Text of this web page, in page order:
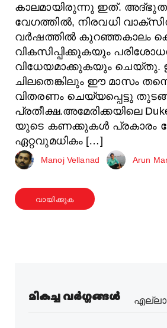
കാലമായിരുന്നു ഇത്.
വേഗത്തിൽ, നിരവധി
വർഷത്തിൽ കുറഞ്ഞകാലം
വികസിപ്പിക്കുകയും
വിധേയമാക്കുകയും ചെയ്തു.
ചിലതെങ്കിലും ഈ മാസം
വിതരണം ചെയ്യപ്പെട്ടു
പ്രതീക്ഷ.അമേരിക്കയിലെ
യുടെ കണക്കുകൾ പ്രകാരം
ഏറ്റവുമധികം […]
Manoj Vellanad Arun
വായിക്കുക
മികച്ച വർഗ്ഗങ്ങൾ എല്ലാ